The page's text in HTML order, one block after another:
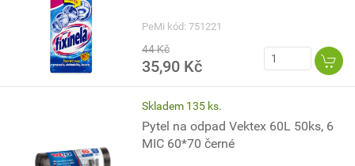
PeMi kód: 751221
44 Kč
35,90 Kč
Skladem 135 ks.
Pytel na odpad Vektex 60L 50ks, 6
MIC 60*70 černé